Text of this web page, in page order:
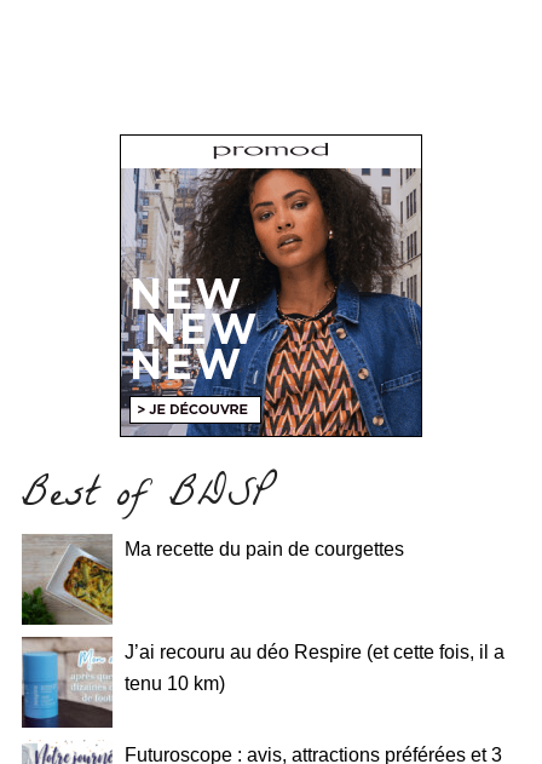
Best of BDSP
Ma recette du pain de courgettes
J’ai recouru au déo Respire (et cette fois, il a
tenu 10 km)
Futuroscope : avis, attractions préférées et 3